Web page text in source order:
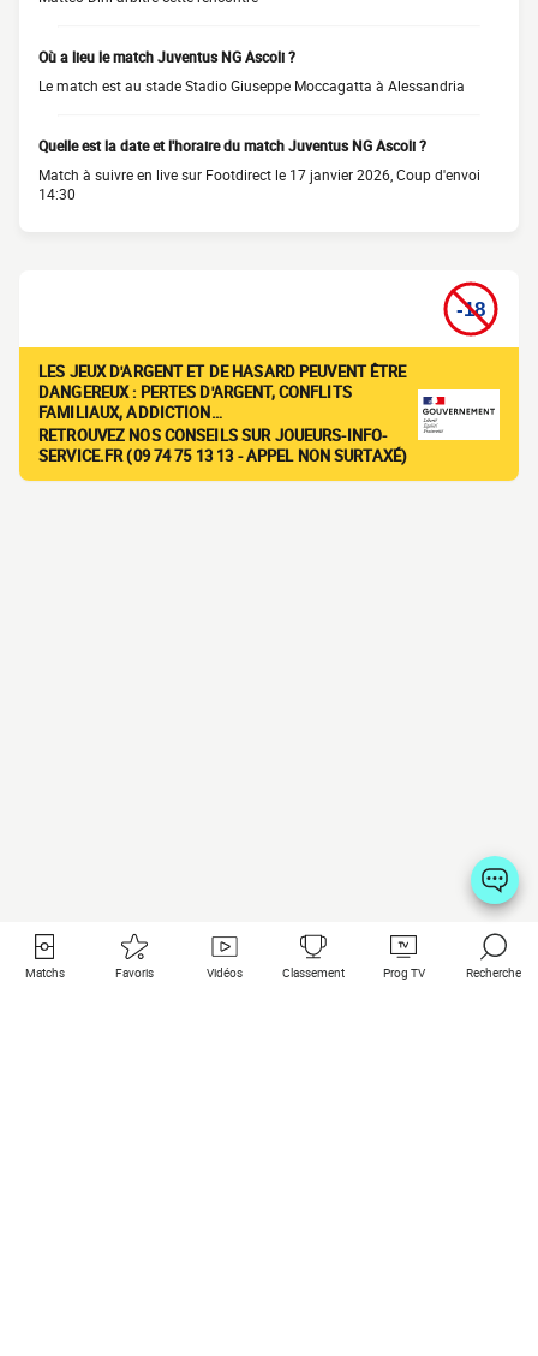
Où a lieu le match Juventus NG Ascoli ?
Le match est au stade Stadio Giuseppe Moccagatta à Alessandria
Quelle est la date et l'horaire du match Juventus NG Ascoli ?
Match à suivre en live sur Footdirect le 17 janvier 2026, Coup d'envoi
14:30
LES JEUX D'ARGENT ET DE HASARD PEUVENT ÊTRE
DANGEREUX : PERTES D'ARGENT, CONFLITS
FAMILIAUX, ADDICTION…
RETROUVEZ NOS CONSEILS SUR JOUEURS-INFO-
SERVICE.FR (09 74 75 13 13 - APPEL NON SURTAXÉ)
Matchs Favoris Vidéos Classement Prog TV Recherche